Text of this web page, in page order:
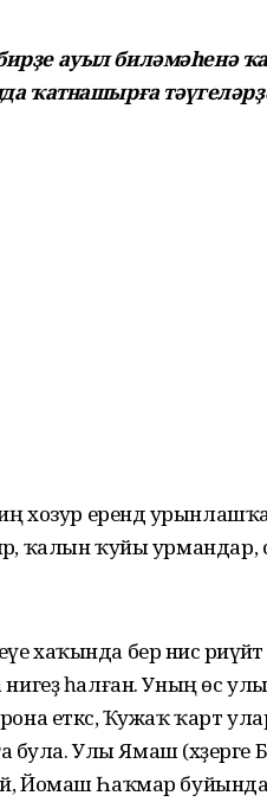
ауыл биләмәһенә
ҡатнашырға
хозур ерендә
ҡалын ҡуйы
бер нисә риүәйәт
һалған. Уның өс
еткәс, Ҡужаҡ ҡарт
була. Улы Ямаш
Йомаш Һаҡмар буйында